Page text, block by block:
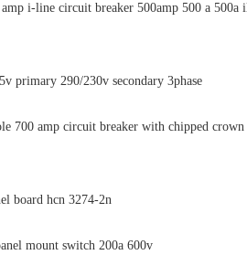
i-line circuit breaker 500amp 500 a 500a
primary 290/230v secondary 3phase
700 amp circuit breaker with chipped crown
board hcn 3274-2n
mount switch 200a 600v